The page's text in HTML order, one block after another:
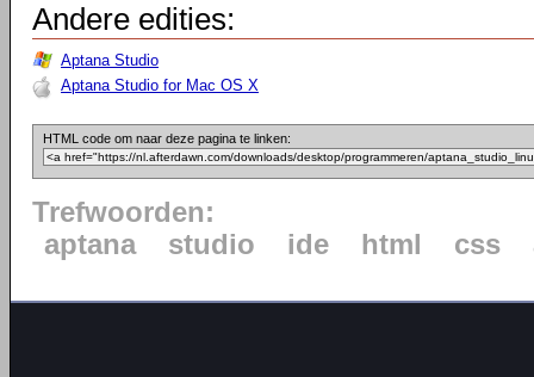
Andere edities:
Aptana Studio
Aptana Studio for Mac OS X
HTML code om naar deze pagina te linken:
Trefwoorden:
aptana
studio ide html css